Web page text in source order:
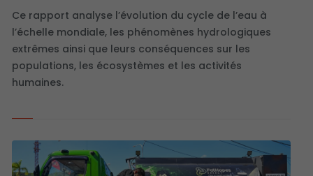
Ce rapport analyse l’évolution du cycle de l’eau à
l’échelle mondiale, les phénomènes hydrologiques
extrêmes ainsi que leurs conséquences sur les
populations, les écosystèmes et les activités
humaines.